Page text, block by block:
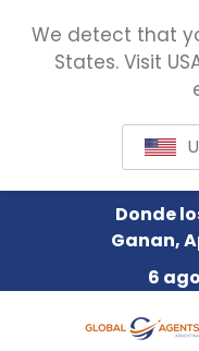
Donde
Ganan,
6
We detect that
States. Visit